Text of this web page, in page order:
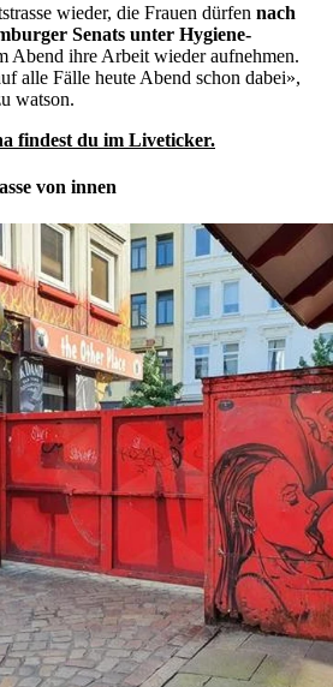
wieder, die Frauen dürfen nach
Senats unter Hygiene-
Abend ihre Arbeit wieder aufnehmen.
alle Fälle heute Abend schon dabei»,
watson.
findest du im Liveticker.
von innen